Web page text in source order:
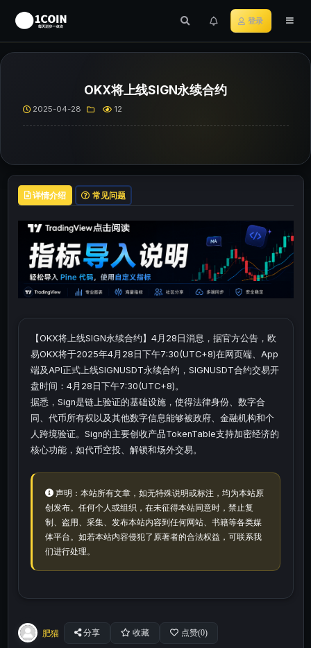
登录
OKX将上线SIGN永续合约
2025-04-28 12
详情介绍 常见问题
【OKX将上线SIGN永续合约】4月28日消息，据官方公告，欧
易OKX将于2025年4月28日下午7:30(UTC+8)在网页端、App
端及API正式上线SIGNUSDT永续合约，SIGNUSDT合约交易开
盘时间：4月28日下午7:30(UTC+8)。
据悉，Sign是链上验证的基础设施，使得法律身份、数字合
同、代币所有权以及其他数字信息能够被政府、金融机构和个
人跨境验证。Sign的主要创收产品TokenTable支持加密经济的
核心功能，如代币空投、解锁和场外交易。
声明：本站所有文章，如无特殊说明或标注，均为本站原
创发布。任何个人或组织，在未征得本站同意时，禁止复
制、盗用、采集、发布本站内容到任何网站、书籍等各类媒
体平台。如若本站内容侵犯了原著者的合法权益，可联系我
们进行处理。
肥猫 分享 收藏 点赞(0)